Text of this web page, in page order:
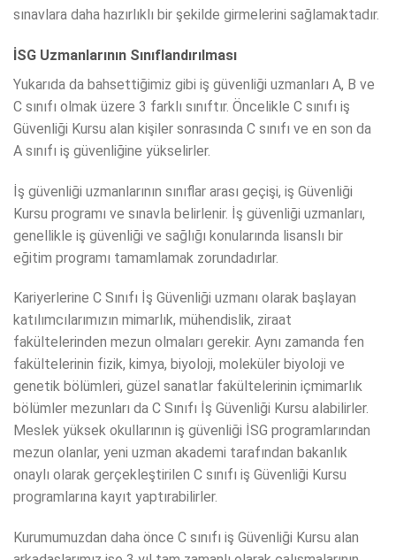
sınavlara daha hazırlıklı bir şekilde girmelerini sağlamaktadır.
İSG Uzmanlarının Sınıflandırılması
Yukarıda da bahsettiğimiz gibi iş güvenliği uzmanları A, B ve
C sınıfı olmak üzere 3 farklı sınıftır. Öncelikle C sınıfı iş
Güvenliği Kursu alan kişiler sonrasında C sınıfı ve en son da
A sınıfı iş güvenliğine yükselirler.
İş güvenliği uzmanlarının sınıflar arası geçişi, iş Güvenliği
Kursu programı ve sınavla belirlenir. İş güvenliği uzmanları,
genellikle iş güvenliği ve sağlığı konularında lisanslı bir
eğitim programı tamamlamak zorundadırlar.
Kariyerlerine C Sınıfı İş Güvenliği uzmanı olarak başlayan
katılımcılarımızın mimarlık, mühendislik, ziraat
fakültelerinden mezun olmaları gerekir. Aynı zamanda fen
fakültelerinin fizik, kimya, biyoloji, moleküler biyoloji ve
genetik bölümleri, güzel sanatlar fakültelerinin içmimarlık
bölümler mezunları da C Sınıfı İş Güvenliği Kursu alabilirler.
Meslek yüksek okullarının iş güvenliği İSG programlarından
mezun olanlar, yeni uzman akademi tarafından bakanlık
onaylı olarak gerçekleştirilen C sınıfı iş Güvenliği Kursu
programlarına kayıt yaptırabilirler.
Kurumumuzdan daha önce C sınıfı iş Güvenliği Kursu alan